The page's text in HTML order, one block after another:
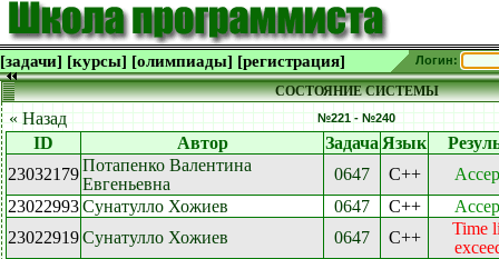
[задачи] [курсы] [олимпиады] [регистрация] Логин:
СОСТОЯНИЕ СИСТЕМЫ
« Назад №221 - №240
ID Автор Задача Язык
23032179Потапенко Валентина
Евгеньевна
0647 C++
23022993Сунатулло Хожиев 0647 C++
23022919Сунатулло Хожиев 0647 C++
Time